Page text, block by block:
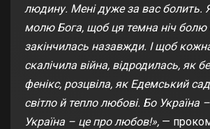
людину. Мені дуже за вас болить.
молю Бога, щоб ця темна ніч болю
закінчилась назавжди. І щоб
скалічила війна, відродилась, як
фенікс, розцвіла, як Едемський
світло й тепло любові. Бо Україна
Україна – це про любов!», —